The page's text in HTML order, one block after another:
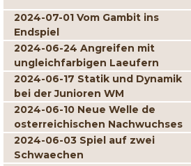
2024-07-01 Vom Gambit ins
Endspiel
2024-06-24 Angreifen mit
ungleichfarbigen Laeufern
2024-06-17 Statik und Dynamik
bei der Junioren WM
2024-06-10 Neue Welle de
osterreichischen Nachwuchses
2024-06-03 Spiel auf zwei
Schwaechen